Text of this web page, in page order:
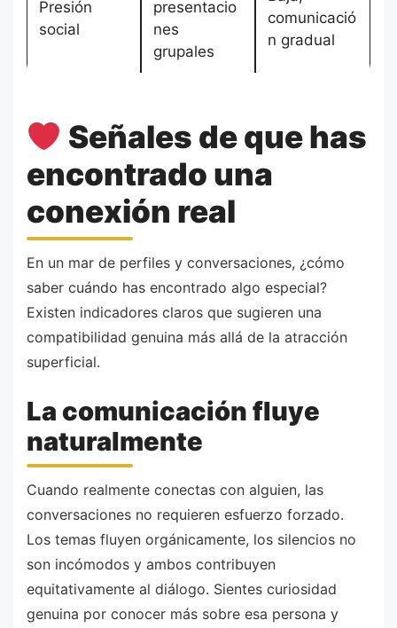
Presión
social
presentacio
nes
grupales
comunicació
n gradual
Señales de que has
encontrado una
conexión real
En un mar de perfiles y conversaciones, ¿cómo
saber cuándo has encontrado algo especial?
Existen indicadores claros que sugieren una
compatibilidad genuina más allá de la atracción
superficial.
La comunicación fluye
naturalmente
Cuando realmente conectas con alguien, las
conversaciones no requieren esfuerzo forzado.
Los temas fluyen orgánicamente, los silencios no
son incómodos y ambos contribuyen
equitativamente al diálogo. Sientes curiosidad
genuina por conocer más sobre esa persona y